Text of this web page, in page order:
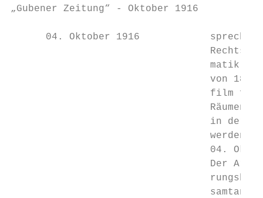
„Gubener Zeitung“ - Oktober 1916
04. Oktober 1916
matik.
von
film
Räumen
in der
werden.
04.
Der